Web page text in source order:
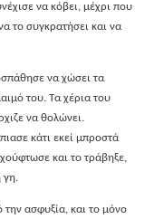
να κόβει, μέχρι που
το συγκρατήσει και να
να χώσει τα
του. Τα χέρια του
να θολώνει.
κάτι εκεί μπροστά
και το τράβηξε,
γη.
ασφυξία, και το μόνο